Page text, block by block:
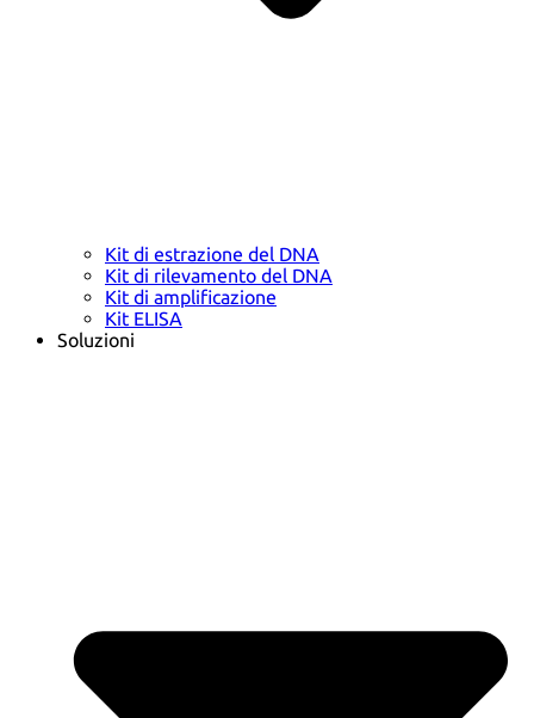
Kit di estrazione del DNA
Kit di rilevamento del DNA
Kit di amplificazione
Kit ELISA
Soluzioni